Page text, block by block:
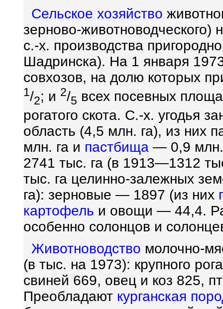
Сельское хозяйство
зерново-животноводческого)
с.-х. производства
Шадринска). На 1 января
совхозов, на долю которых
1/2; и 2/5 всех посевных
рогатого скота. С.-х. угодья
область (4,5 млн. га), из них
млн. га и пастбища — 0,9
2741 тыс. га (в 1913—1312
тыс. га целинно-залежных
га): зерновые — 1897 (из них
картофель и овощи — 44,4.
особенно солонцов и
Животноводство молочно-
(в тыс. на 1973): крупного
свиней 669, овец и коз 825,
Преобладают курганская